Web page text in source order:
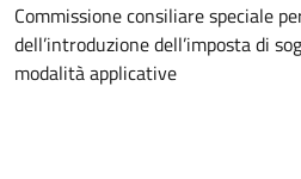
Commissione consiliare speciale
dell’introduzione dell’imposta di
modalità applicative